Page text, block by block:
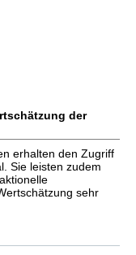
der
erhalten den Zugriff
Sie leisten zudem
sehr